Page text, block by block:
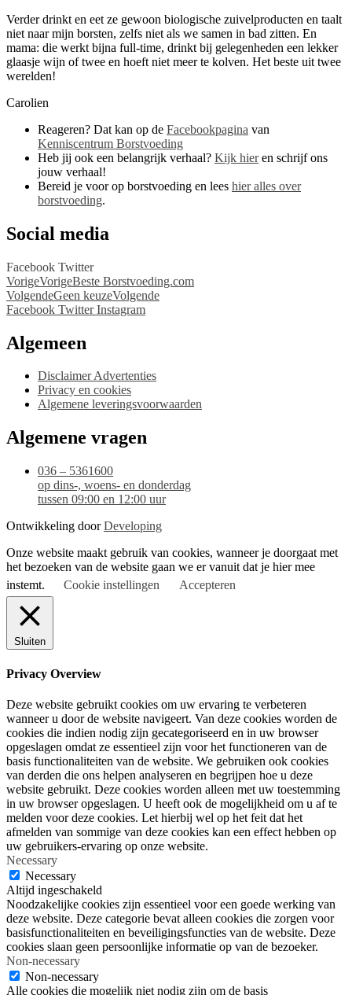
Verder drinkt en eet ze gewoon biologische zuivelproducten en taalt
niet naar mijn borsten, zelfs niet als we samen in bad zitten. En
mama: die werkt bijna full-time, drinkt bij gelegenheden een lekker
glaasje wijn of twee en hoeft niet meer te kolven. Het beste uit twee
werelden!
Carolien
Reageren? Dat kan op de Facebookpagina van
Kenniscentrum Borstvoeding
Heb jij ook een belangrijk verhaal? Kijk hieren schrijf ons
jouw verhaal!
Bereid je voor op borstvoeding en lees hier alles over
borstvoeding.
Social media
Facebook Twitter
VorigeVorigeBeste Borstvoeding.com
VolgendeGeen keuzeVolgende
Facebook Twitter Instagram
Algemeen
Disclaimer Advertenties
Privacy en cookies
Algemene leveringsvoorwaarden
Algemene vragen
036 – 5361600
op dins-, woens- en donderdag
tussen 09:00 en 12:00 uur
Ontwikkeling doorDeveloping
Onze website maakt gebruik van cookies, wanneer je doorgaat met
het bezoeken van de website gaan we er vanuit dat je hier mee
instemt.
Cookie instellingen Accepteren
Sluiten
Privacy Overview
Deze website gebruikt cookies om uw ervaring te verbeteren
wanneer u door de website navigeert. Van deze cookies worden de
cookies die indien nodig zijn gecategoriseerd en in uw browser
opgeslagen omdat ze essentieel zijn voor het functioneren van de
basis functionaliteiten van de website. We gebruiken ook cookies
van derden die ons helpen analyseren en begrijpen hoe u deze
website gebruikt. Deze cookies worden alleen met uw toestemming
in uw browser opgeslagen. U heeft ook de mogelijkheid om u af te
melden voor deze cookies. Let hierbij wel op het feit dat het
afmelden van sommige van deze cookies kan een effect hebben op
uw gebruikers-ervaring op onze website.
Necessary
Necessary
Altijd ingeschakeld
Noodzakelijke cookies zijn essentieel voor een goede werking van
deze website. Deze categorie bevat alleen cookies die zorgen voor
basisfunctionaliteiten en beveiligingsfuncties van de website. Deze
cookies slaan geen persoonlijke informatie op van de bezoeker.
Non-necessary
Non-necessary
Alle cookies die mogelijk niet nodig zijn om de basis